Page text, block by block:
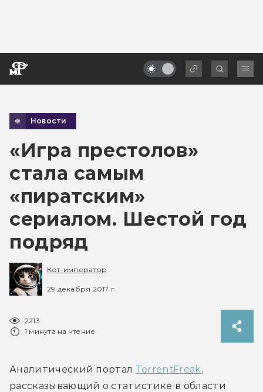
Новости
«Игра престолов»
стала самым
«пиратским»
сериалом. Шестой год
подряд
Кот-император
29 декабря 2017 г.
2213
1 минута на чтение
Аналитический портал TorrentFreak,
рассказывающий о статистике в области